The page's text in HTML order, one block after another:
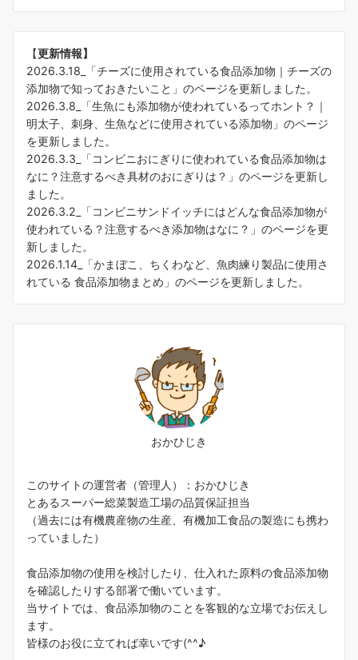
【更新情報】
2026.3.18_「チーズに使用されている食品添加物｜チーズの
添加物で知っておきたいこと 」のページを更新しました。
2026.3.8_「生魚にも添加物が使われているってホント？｜
明太子、刺身、生魚などに使用されている添加物 」のページ
を更新しました。
2026.3.3_「コンビニおにぎりに使われている食品添加物は
なに？注意するべき具材のおにぎりは？ 」のページを更新し
ました。
2026.3.2_「コンビニサンドイッチにはどんな食品添加物が
使われている？注意するべき添加物はなに？ 」のページを更
新しました。
2026.1.14_「かまぼこ、ちくわなど、魚肉練り製品に使用さ
れている 食品添加物まとめ 」のページを更新しました。
おかひじき
このサイトの運営者（管理人）：おかひじき
とあるスーパー総菜製造工場の品質保証担当
（過去には有機農産物の生産、有機加工食品の製造にも携わ
っていました）
食品添加物の使用を検討したり、仕入れた原料の食品添加物
を確認したりする部署で働いています。
当サイトでは、食品添加物のことを客観的な立場でお伝えし
ます。
皆様のお役に立てれば幸いです(^^♪